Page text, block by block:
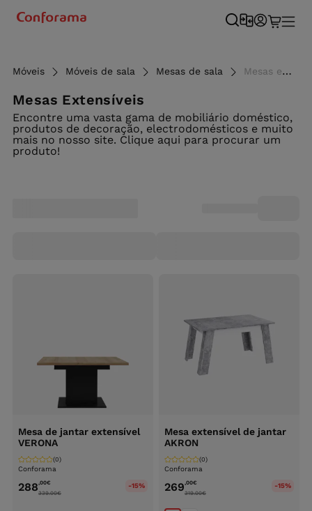
Móveis Móveis de sala Mesas de sala Mesas extensíveis - Conforama
Mesas Extensíveis
Encontre uma vasta gama de mobiliário doméstico,
produtos de decoração, electrodomésticos e muito
mais no nosso site. Clique aqui para procurar um
produto!
Mesa de jantar extensível
VERONA
Conforama
(0)
288,00€
339.00€
-15%
Mesa extensível de jantar
AKRON
Conforama
(0)
269,00€
319.00€
-15%